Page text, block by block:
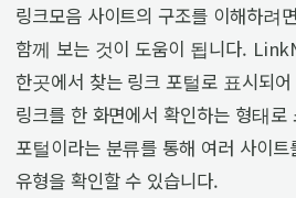
링크모음 사이트의 구조를 이해하려
함께 보는 것이 도움이 됩니다.
한곳에서 찾는 링크 포털로 표시되
링크를 한 화면에서 확인하는 형태로
포털이라는 분류를 통해 여러 사이
유형을 확인할 수 있습니다.